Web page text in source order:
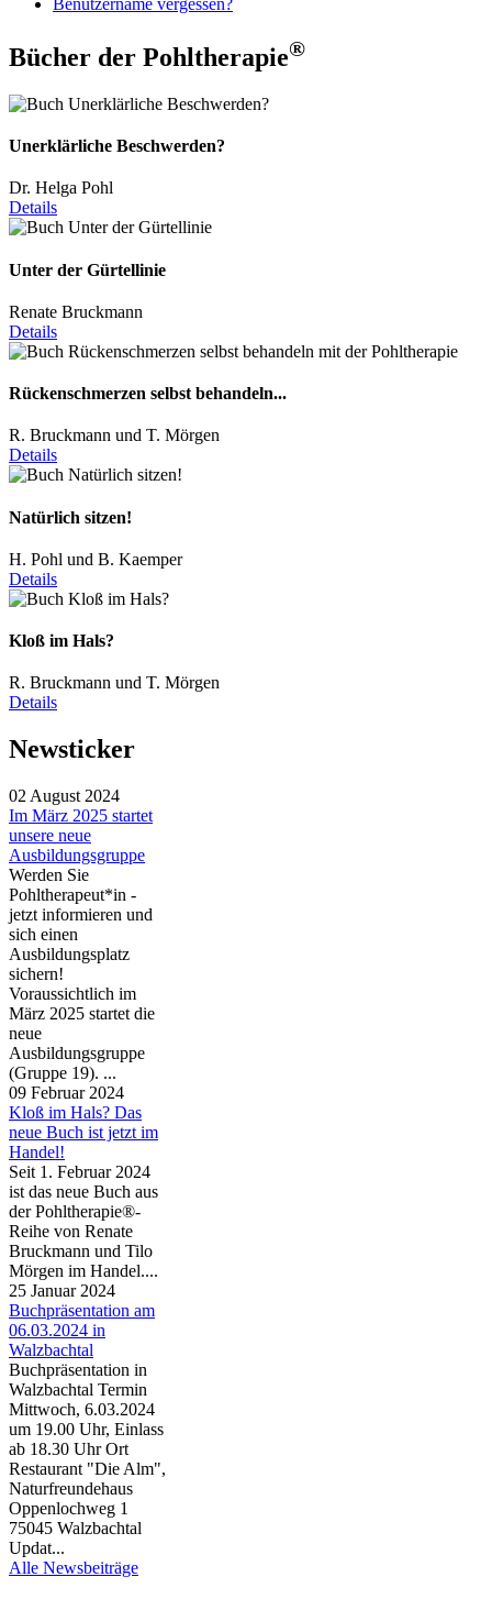
Benutzername vergessen?
Bücher der Pohltherapie®
Unerklärliche Beschwerden?
Dr. Helga Pohl
Details
Unter der Gürtellinie
Renate Bruckmann
Details
Rückenschmerzen selbst behandeln...
R. Bruckmann und T. Mörgen
Details
Natürlich sitzen!
H. Pohl und B. Kaemper
Details
Kloß im Hals?
R. Bruckmann und T. Mörgen
Details
Newsticker
02 August 2024
Im März 2025 startet
unsere neue
Ausbildungsgruppe
Werden Sie
Pohltherapeut*in -
jetzt informieren und
sich einen
Ausbildungsplatz
sichern!
Voraussichtlich im
März 2025 startet die
neue
Ausbildungsgruppe
(Gruppe 19). ...
09 Februar 2024
Kloß im Hals? Das
neue Buch ist jetzt im
Handel!
Seit 1. Februar 2024
ist das neue Buch aus
der Pohltherapie®-
Reihe von Renate
Bruckmann und Tilo
Mörgen im Handel....
25 Januar 2024
Buchpräsentation am
06.03.2024 in
Walzbachtal
Buchpräsentation in
Walzbachtal Termin
Mittwoch, 6.03.2024
um 19.00 Uhr, Einlass
ab 18.30 Uhr Ort
Restaurant "Die Alm",
Naturfreundehaus
Oppenlochweg 1
75045 Walzbachtal
Updat...
Alle Newsbeiträge